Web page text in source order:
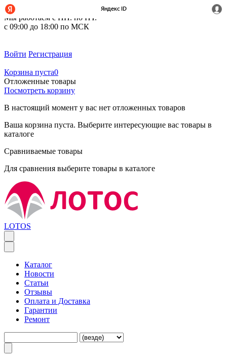
+7 (495) 212-14-37
Мы работаем с ПН. по ПТ.
с 09:00 до 18:00 по МСК
Войти Регистрация
Корзина пуста0
Отложенные товары
Посмотреть корзину
В настоящий момент у вас нет отложенных товаров
Ваша корзина пуста. Выберите интересующие вас товары в
каталоге
Сравниваемые товары
Для сравнения выберите товары в каталоге
LOTOS
Каталог
Новости
Статьи
Отзывы
Оплата и Доставка
Гарантии
Ремонт